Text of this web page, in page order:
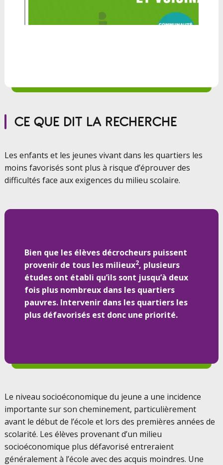
CE QUE DIT LA RECHERCHE
Les enfants et les jeunes vivant dans les quartiers les
moins favorisés sont plus à risque d’éprouver des
difficultés face aux exigences du milieu scolaire.
Bien que les élèves décrocheurs puissent
provenir de tous les milieux2, plusieurs
études ont établi qu’ils sont jusqu’à deux
fois plus nombreux dans les quartiers
pauvres. Intervenir dans les quartiers les
plus défavorisés est donc une priorité.
Le niveau socioéconomique du jeune a une incidence
importante sur son cheminement, particulièrement
avant le début de l’école et lors des premières années de
scolarité. Les élèves provenant d’un milieu
socioéconomique plus défavorisé entreraient
généralement à l’école avec des acquis moindres. Une